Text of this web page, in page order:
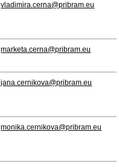
vladimira.cerna@pribram.eu
marketa.cerna@pribram.eu
jana.cernikova@pribram.eu
monika.cernikova@pribram.eu